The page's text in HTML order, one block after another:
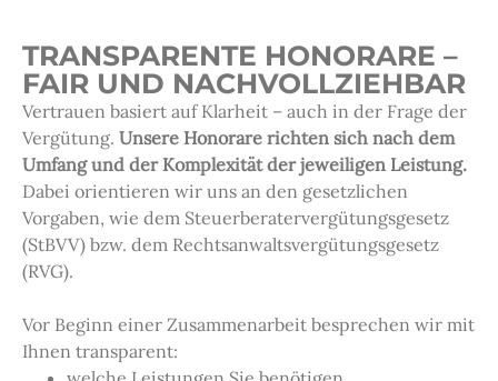
TRANSPARENTE HONORARE –
FAIR UND NACHVOLLZIEHBAR
Vertrauen basiert auf Klarheit – auch in der Frage der
Vergütung. Unsere Honorare richten sich nach dem
Umfang und der Komplexität der jeweiligen Leistung.
Dabei orientieren wir uns an den gesetzlichen
Vorgaben, wie dem Steuerberatervergütungsgesetz
(StBVV) bzw. dem Rechtsanwaltsvergütungsgesetz
(RVG).
Vor Beginn einer Zusammenarbeit besprechen wir mit
Ihnen transparent: